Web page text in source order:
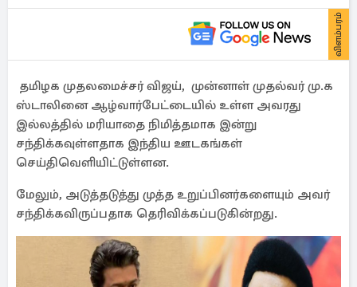
விளம்பரம்
தமிழக முதலமைச்சர் விஜய், முன்னாள் முதல்வர் மு.க
ஸ்டாலினை ஆழ்வார்பேட்டையில் உள்ள அவரது
இல்லத்தில் மரியாதை நிமித்தமாக இன்று
சந்திக்கவுள்ளதாக இந்திய ஊடகங்கள்
செய்திவெளியிட்டுள்ளன.
மேலும், அடுத்தடுத்து முத்த உறுப்பினர்களையும் அவர்
சந்திக்கவிருப்பதாக தெரிவிக்கப்படுகின்றது.